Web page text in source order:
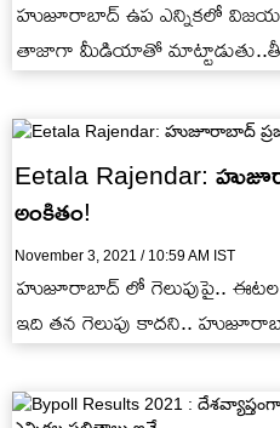
హుజూరాబాద్‌ ఉప ఎన్నికలో
తాజాగా మీడియాతో
Eetala Rajendar:
అంకితం!
November 3, 2021 / 10:59 AM IST
హుజూరాబాద్ లో గెలుపుపై.. ఈటల
ఇది తన గెలుపు కాదని..